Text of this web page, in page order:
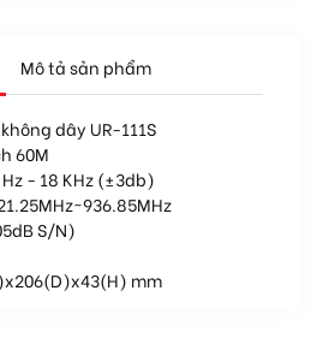
Mô tả sản phẩm
dây UR-111S
60M
- 18 KHz (±3db)
S/N)
mm